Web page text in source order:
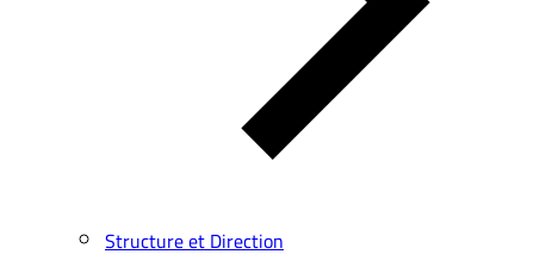
Structure et Direction